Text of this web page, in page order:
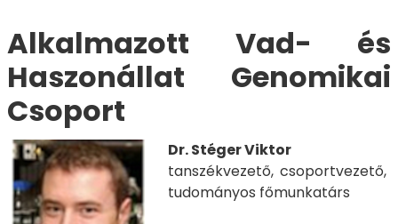
Alkalmazott Vad- és
Haszonállat Genomikai
Csoport
Dr. Stéger Viktor
​​​​​tanszékvezető, csoportvezető,
tudományos főmunkatárs